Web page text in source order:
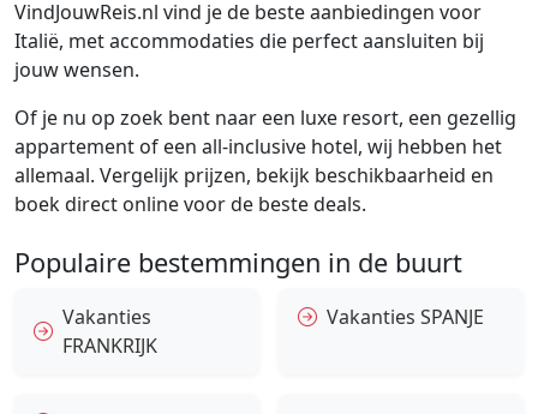
VindJouwReis.nl vind je de beste aanbiedingen voor
Italië, met accommodaties die perfect aansluiten bij
jouw wensen.
Of je nu op zoek bent naar een luxe resort, een gezellig
appartement of een all-inclusive hotel, wij hebben het
allemaal. Vergelijk prijzen, bekijk beschikbaarheid en
boek direct online voor de beste deals.
Populaire bestemmingen in de buurt
Vakanties
FRANKRIJK
Vakanties SPANJE